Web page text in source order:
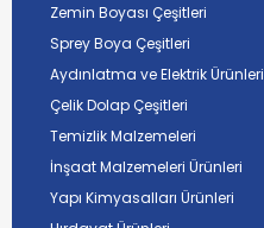
Zemin Boyası Çeşitleri
Sprey Boya Çeşitleri
Aydınlatma ve Elektrik Ürünleri
Çelik Dolap Çeşitleri
Temizlik Malzemeleri
İnşaat Malzemeleri Ürünleri
Yapı Kimyasalları Ürünleri